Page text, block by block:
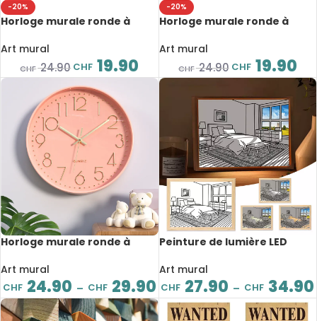
-20%
Horloge murale ronde à
artistique, diamètre 20 cm
Art mural
CHF24.90 CHF 19.90
-20%
Horloge murale ronde à
diamètre 20 cm
Art mural
CHF24.90 CHF 19.90
Horloge murale ronde à
diamètre de 20 à 25 cm
Art mural
CHF 24.90 – CHF 29.90
Peinture de lumière LED
USB, décoration murale,
lumière du soleil
Art mural
CHF 27.90 – CHF 34.90